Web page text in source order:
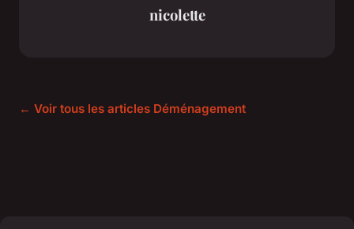
nicolette
← Voir tous les articles Déménagement